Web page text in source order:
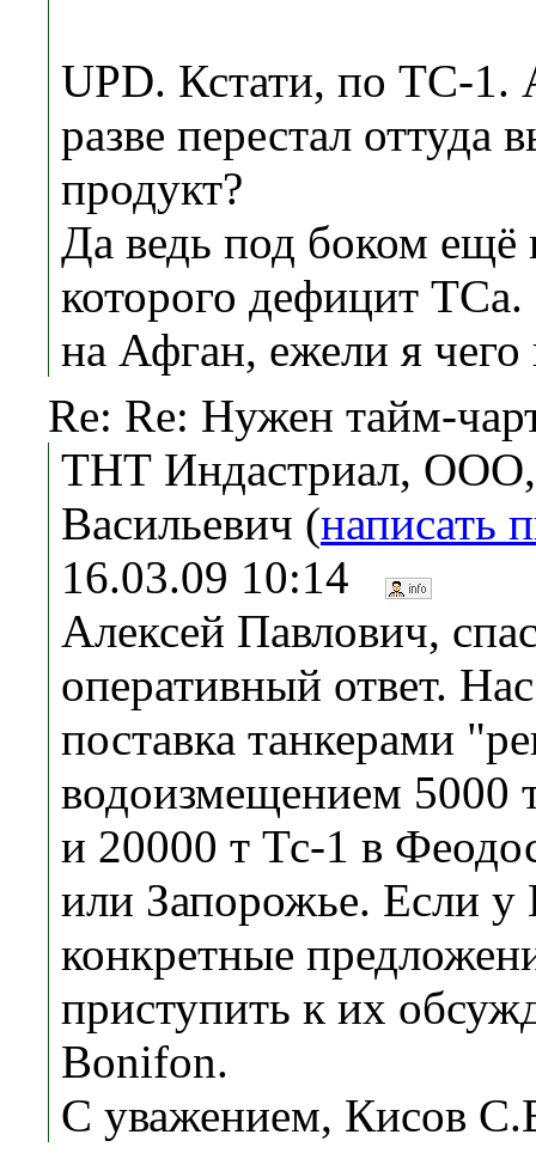
UPD. Кстати, по ТС-
разве перестал оттуда
продукт?
Да ведь под боком ещё
которого дефицит
на Афган, ежели я
Re: Re: Нужен тайм-
ТНТ Индастриал, ООО,
Васильевич (написать
16.03.09 10:14
Алексей Павлович,
оперативный ответ.
поставка танкерами
водоизмещением 5000
и 20000 т Тс-1 в
или Запорожье. Если у
конкретные
приступить к их
Bonifon.
С уважением, Кисов